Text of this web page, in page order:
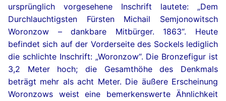
ursprünglich vorgesehene Inschrift lautete: „Dem
Durchlauchtigsten Fürsten Michail Semjonowitsch
Woronzow – dankbare Mitbürger. 1863“. Heute
befindet sich auf der Vorderseite des Sockels lediglich
die schlichte Inschrift: „Woronzow“. Die Bronzefigur ist
3,2 Meter hoch; die Gesamthöhe des Denkmals
beträgt mehr als acht Meter. Die äußere Erscheinung
Woronzows weist eine bemerkenswerte Ähnlichkeit